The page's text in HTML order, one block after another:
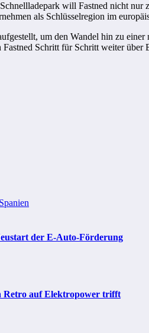
will Fastned nicht
als Schlüsselregion im
um den Wandel hin zu
Fastned Schritt für Schritt weiter
Spanien
der E-Auto-Förderung
Retro auf Elektropower trifft